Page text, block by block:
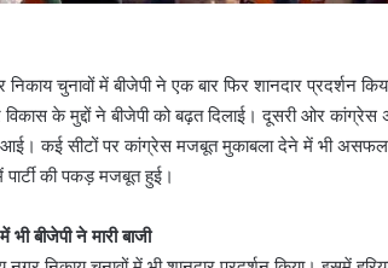
निकाय चुनावों में बीजेपी ने एक बार फिर शानदार
विकास के मुद्दों ने बीजेपी को बढ़त दिलाई। दूसरी ओर
कई सीटों पर कांग्रेस मजबूत मुकाबला देने में भी असफल
पार्टी की पकड़ मजबूत हुई।
बीजेपी ने मारी बाजी